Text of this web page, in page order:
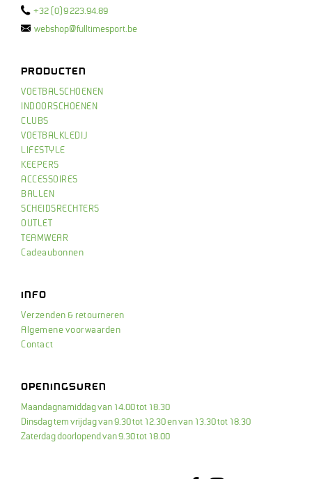
+32 (0)9 223.94.89
webshop@fulltimesport.be
PRODUCTEN
VOETBALSCHOENEN
INDOORSCHOENEN
CLUBS
VOETBALKLEDIJ
LIFESTYLE
KEEPERS
ACCESSOIRES
BALLEN
SCHEIDSRECHTERS
OUTLET
TEAMWEAR
Cadeaubonnen
INFO
Verzenden & retourneren
Algemene voorwaarden
Contact
OPENINGSUREN
Maandagnamiddag van 14.00 tot 18.30
Dinsdag tem vrijdag van 9.30 tot 12.30 en van 13.30 tot 18.30
Zaterdag doorlopend van 9.30 tot 18.00